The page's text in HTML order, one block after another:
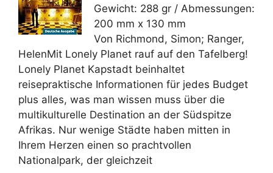
Gewicht: 288 gr / Abmessungen:
200 mm x 130 mm
Von Richmond, Simon; Ranger,
HelenMit Lonely Planet rauf auf den Tafelberg!
Lonely Planet Kapstadt beinhaltet
reisepraktische Informationen für jedes Budget
plus alles, was man wissen muss über die
multikulturelle Destination an der Südspitze
Afrikas. Nur wenige Städte haben mitten in
Ihrem Herzen einen so prachtvollen
Nationalpark, der gleichzeit